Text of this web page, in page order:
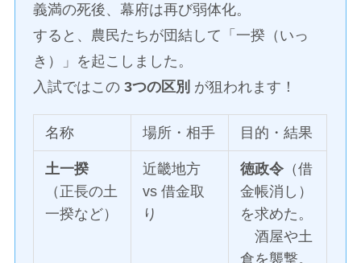
義満の死後、幕府は再び弱体化。
すると、農民たちが団結して「一揆（いっ
き）」を起こしました。
入試ではこの3つの区別 が狙われます！
名称 場所・相手 目的・結果
土一揆
（正長の土
一揆など）
近畿地方
vs 借金取
り
徳政令（借
金帳消し）
を求めた。
酒屋や土
倉を襲撃。